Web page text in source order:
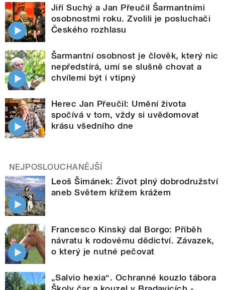
Jiří Suchý a Jan Přeučil Šarmantními
osobnostmi roku. Zvolili je posluchači
Českého rozhlasu
Šarmantní osobnost je člověk, který nic
nepředstírá, umí se slušně chovat a
chvílemi být i vtipný
Herec Jan Přeučil: Umění života
spočívá v tom, vždy si uvědomovat
krásu všedního dne
NEJPOSLOUCHANĚJŠÍ
Leoš Šimánek: Život plný dobrodružství
aneb Světem křížem krážem
Francesco Kinský dal Borgo: Příběh
návratu k rodovému dědictví. Závazek,
o který je nutné pečovat
„Salvio hexia“. Ochranné kouzlo tábora